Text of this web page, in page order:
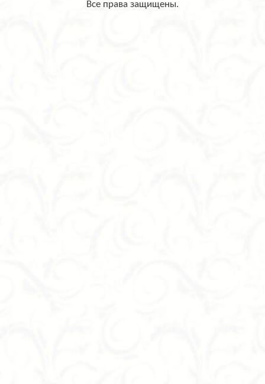
Все права защищены.